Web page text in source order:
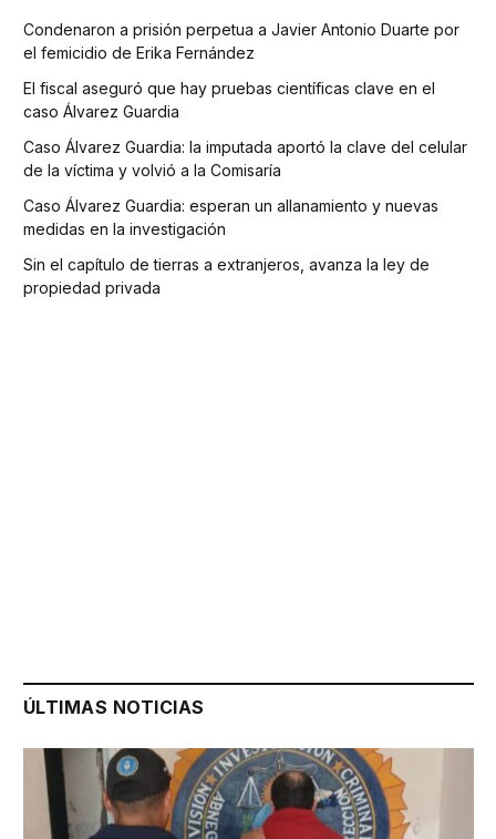
Condenaron a prisión perpetua a Javier Antonio Duarte por
el femicidio de Erika Fernández
El fiscal aseguró que hay pruebas científicas clave en el
caso Álvarez Guardia
Caso Álvarez Guardia: la imputada aportó la clave del celular
de la víctima y volvió a la Comisaría
Caso Álvarez Guardia: esperan un allanamiento y nuevas
medidas en la investigación
Sin el capítulo de tierras a extranjeros, avanza la ley de
propiedad privada
ÚLTIMAS NOTICIAS